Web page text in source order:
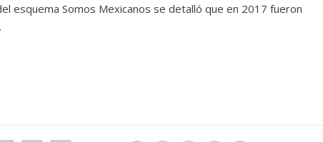
esquema Somos Mexicanos se detalló que en 2017 fueron